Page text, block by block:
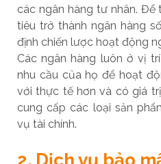
các ngân hàng tư nhân.
tiêu trở thành ngân hàng
định chiến lược hoạt động
Các ngân hàng luôn ở vị
nhu cầu của họ để hoạt
với thực tế hơn và có giá
cung cấp các loại sản
vụ tài chính.
2. Dịch vụ bảo